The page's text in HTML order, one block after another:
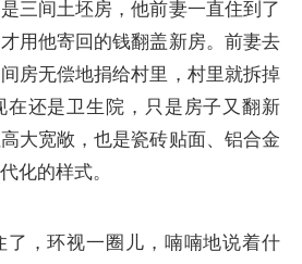
三间土坯房，他前妻一直住到了
用他寄回的钱翻盖新房。前妻去
房无偿地捐给村里，村里就拆掉
在还是卫生院，只是房子又翻新
大宽敞，也是瓷砖贴面、铝合金
化的样式。
了，环视一圈儿，喃喃地说着什